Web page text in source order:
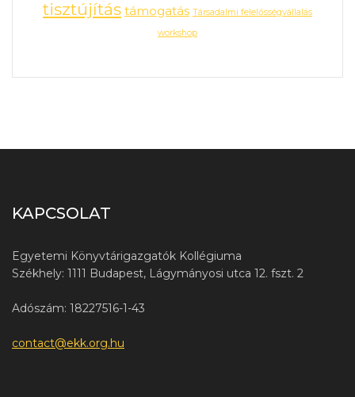
tisztújítás támogatás Társadalmi felelősségvállalás
workshop
KAPCSOLAT
Egyetemi Könyvtárigazgatók Kollégiuma
Székhely: 1111 Budapest, Lágymányosi utca 12. fszt. 2
Adószám: 18227516-1-43
contact@ekk.org.hu